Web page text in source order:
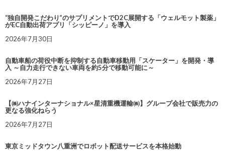
“独自開発こだわり”のサプリメントでD2C展開する「ウェルモット製薬」
がEC自動出荷アプリ「シッピーノ」を導入
2026年7月30日
自動車船の荷役中断を抑制する自動車移動用「スケーター」を開発・導
入 ～自力走行できない車両を約5分で移動可能に～
2026年7月27日
【㈱ハナインターナショナル×星清重機運輸㈱】グループ会社で販売力の
更なる強化ねらう
2026年7月27日
東京ミッドタウン八重洲でロボット配送サービスを本格始動